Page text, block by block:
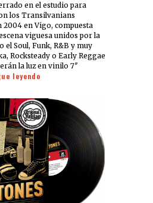
en el estudio para
los Transilvanians
2004 en Vigo, compuesta
viguesa unidos por la
el Soul, Funk, R&B y muy
Rocksteady o Early Reggae
la luz en vinilo 7″
leyendo